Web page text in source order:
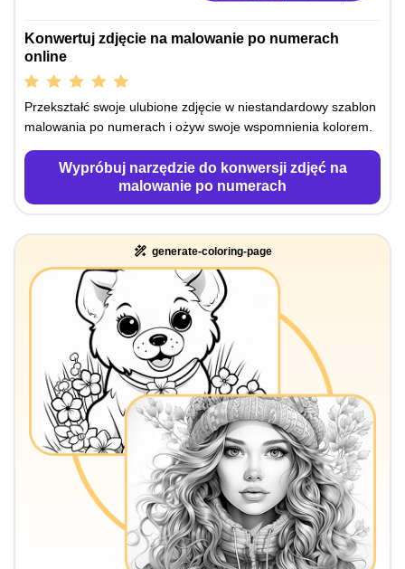
Konwertuj zdjęcie na malowanie po numerach
online
Przekształć swoje ulubione zdjęcie w niestandardowy szablon
malowania po numerach i ożyw swoje wspomnienia kolorem.
Wypróbuj narzędzie do konwersji zdjęć na
malowanie po numerach
generate-coloring-page